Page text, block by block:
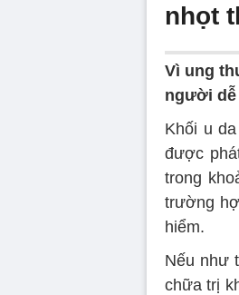
nhọt
Vì ung
người
Khối u
được
trong
trường
hiểm.
Nếu như
chữa trị